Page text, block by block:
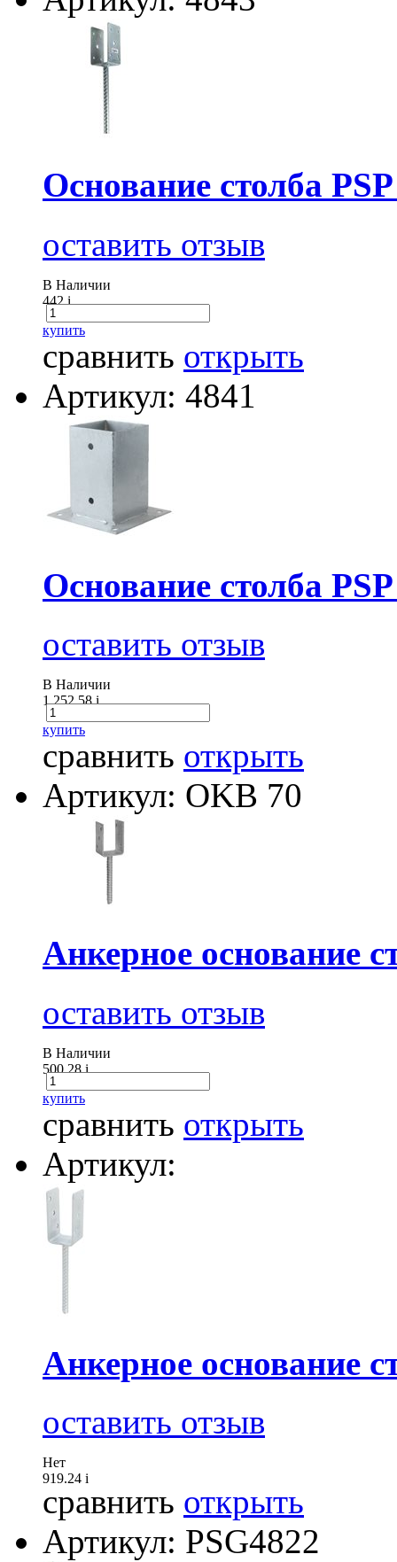
Основание столба
оставить отзыв
В Наличии
442i
купить
сравнить открыть
Артикул: 4841
Основание столба
оставить отзыв
В Наличии
1 252.58i
купить
сравнить открыть
Артикул: OKB 70
Анкерное основание
оставить отзыв
В Наличии
500.28i
купить
сравнить открыть
Артикул:
Анкерное основание
оставить отзыв
Нет
919.24 i
сравнить открыть
Артикул: PSG4822